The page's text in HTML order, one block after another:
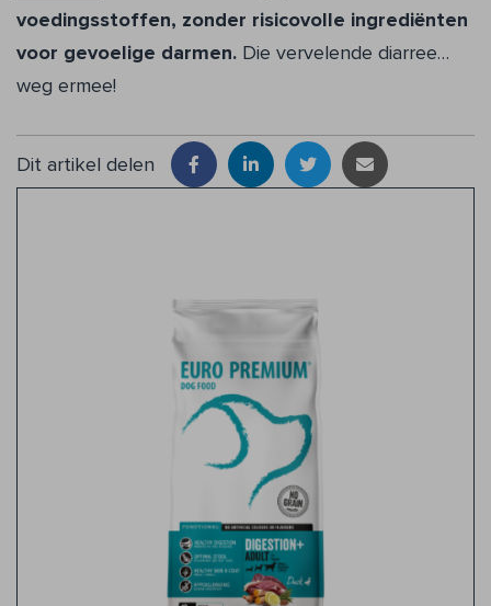
voedingsstoffen, zonder risicovolle ingrediënten
voor gevoelige darmen. Die vervelende diarree…
weg ermee!
Dit artikel delen